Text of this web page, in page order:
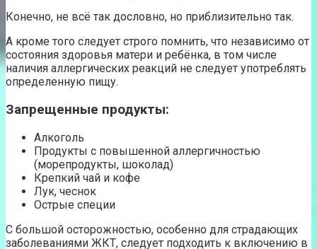
Конечно, не всё так дословно, но приблизительно так.
А кроме того следует строго помнить, что независимо от
состояния здоровья матери и ребёнка, в том числе
наличия аллергических реакций не следует употреблять
определенную пищу.
Запрещенные продукты:
Алкоголь
Продукты с повышенной аллергичностью
(морепродукты, шоколад)
Крепкий чай и кофе
Лук, чеснок
Острые специи
С большой осторожностью, особенно для страдающих
заболеваниями ЖКТ, следует подходить к включению в